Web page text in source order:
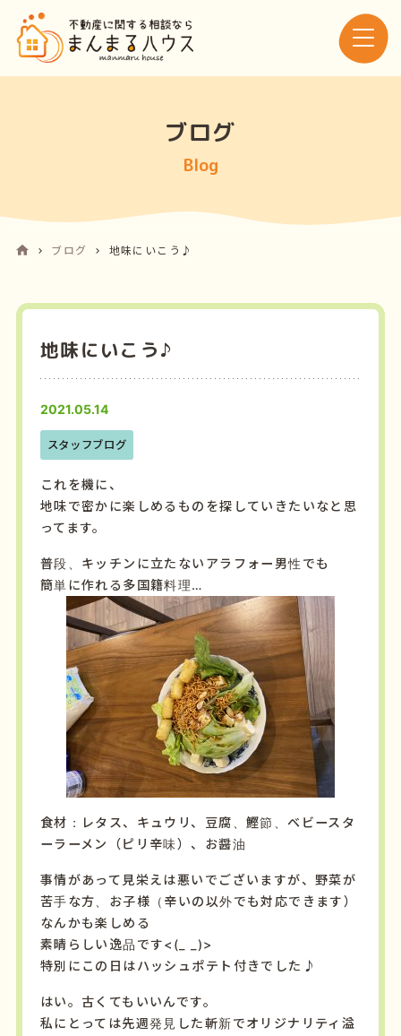
ブログ
Blog
ブログ 地味にいこう♪
地味にいこう♪
2021.05.14
スタッフブログ
これを機に、
地味で密かに楽しめるものを探していきたいなと思
ってます。
普段、キッチンに立たないアラフォー男性でも
簡単に作れる多国籍料理…
食材：レタス、キュウリ、豆腐、鰹節、ベビースタ
ーラーメン（ピリ辛味）、お醤油
事情があって見栄えは悪いでございますが、野菜が
苦手な方、お子様（辛いの以外でも対応できます）
なんかも楽しめる
素晴らしい逸品です<(_ _)>
特別にこの日はハッシュポテト付きでした♪
はい。古くてもいいんです。
私にとっては先週発見した斬新でオリジナリティ溢